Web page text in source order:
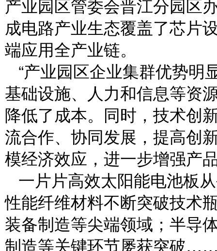
产业园区管委会晋江分园区
成电路产业生态覆盖了芯片
端应用全产业链。
“产业园区企业集群优势明
基础设施、人力和信息等资
降低了成本。同时，技术创
流合作、协同发展，提高创
模经济效应，进一步增强产
一片片高效太阳能电池板
性能纤维材料不断突破技术
装备制造等尖端领域；半导
制造等关键环节屡获突破